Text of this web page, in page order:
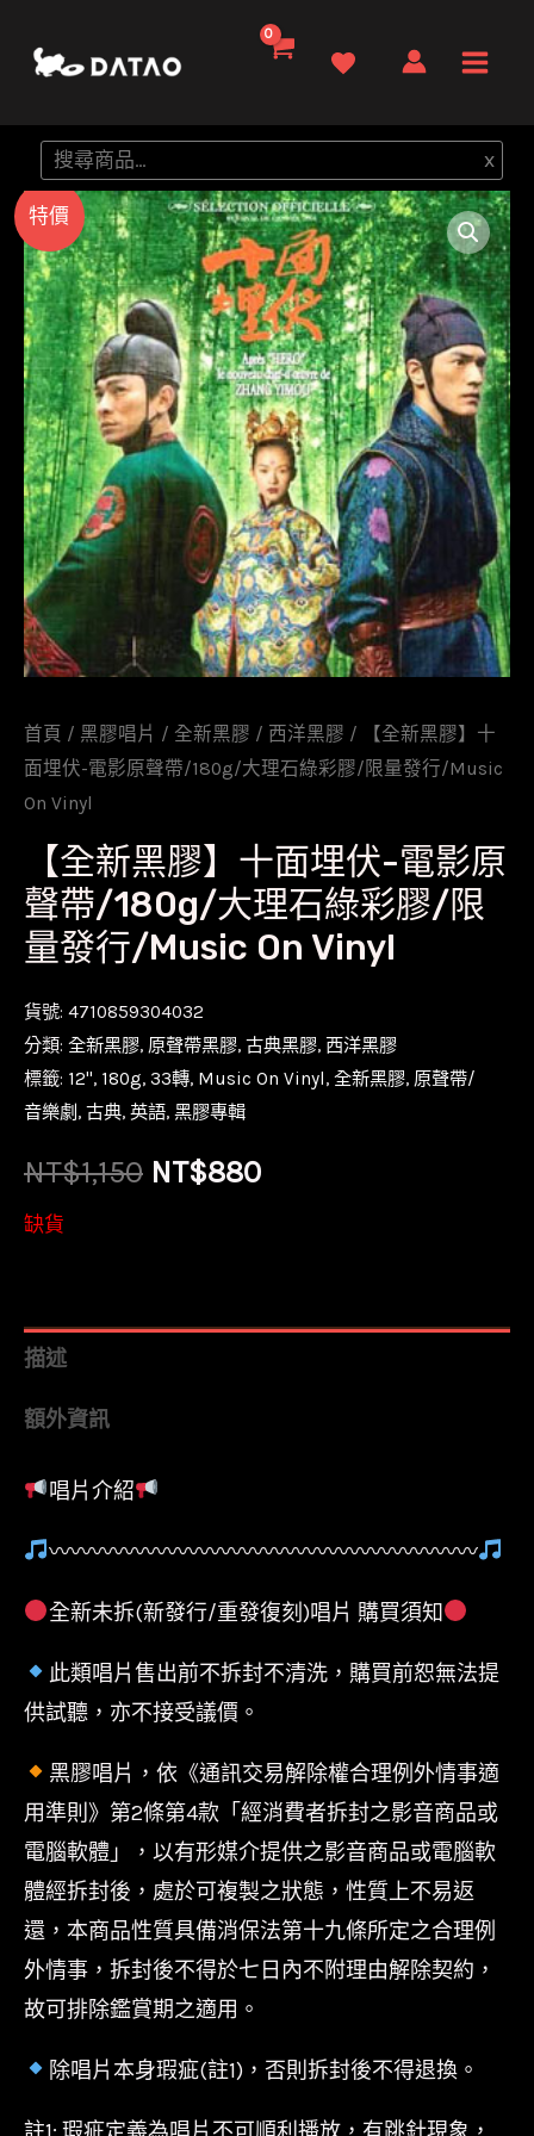
要
容
Menu
搜
尋
x
特價
首頁 / 黑膠唱片 / 全新黑膠 / 西洋黑膠 / 【全新黑膠】十
面埋伏-電影原聲帶/180g/大理石綠彩膠/限量發行/Music
On Vinyl
【全新黑膠】十面埋伏-電影原
聲帶/180g/大理石綠彩膠/限
量發行/Music On Vinyl
貨號: 4710859304032
分類: 全新黑膠, 原聲帶黑膠, 古典黑膠, 西洋黑膠
標籤: 12'', 180g, 33轉, Music On Vinyl, 全新黑膠, 原聲帶/
音樂劇 , 古典, 英語, 黑膠專輯
NT$1,150 原
格：
NT$880目
格：
缺貨
描述
額外資訊
唱片介紹
〰〰〰〰〰〰〰〰〰〰〰〰〰〰〰〰〰〰〰〰
全新未拆(新發行/重發復刻)唱片 購買須知
此類唱片售出前不拆封不清洗，購買前恕無法提
供試聽，亦不接受議價。
黑膠唱片，依《通訊交易解除權合理例外情事適
用準則》第2條第4款「經消費者拆封之影音商品或
電腦軟體」，以有形媒介提供之影音商品或電腦軟
體經拆封後，處於可複製之狀態，性質上不易返
還，本商品性質具備消保法第十九條所定之合理例
外情事，拆封後不得於七日內不附理由解除契約，
故可排除鑑賞期之適用。
除唱片本身瑕疵(註1)，否則拆封後不得退換。
註1: 瑕疵定義為唱片不可順利播放，有跳針現象，